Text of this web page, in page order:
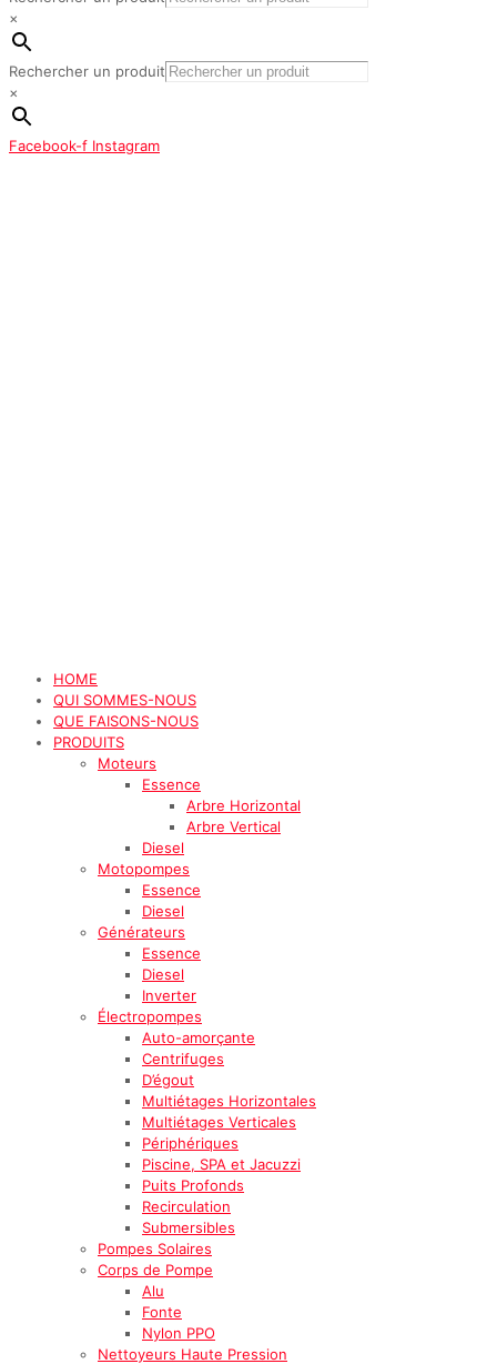
×
Rechercher un produit
×
Facebook-f Instagram
HOME
QUI SOMMES-NOUS
QUE FAISONS-NOUS
PRODUITS
Moteurs
Essence
Arbre Horizontal
Arbre Vertical
Diesel
Motopompes
Essence
Diesel
Générateurs
Essence
Diesel
Inverter
Électropompes
Auto-amorçante
Centrifuges
D’égout
Multiétages Horizontales
Multiétages Verticales
Périphériques
Piscine, SPA et Jacuzzi
Puits Profonds
Recirculation
Submersibles
Pompes Solaires
Corps de Pompe
Alu
Fonte
Nylon PPO
Nettoyeurs Haute Pression